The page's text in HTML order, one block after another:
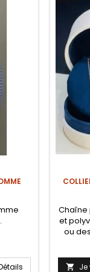
Chaîne
et
ou
